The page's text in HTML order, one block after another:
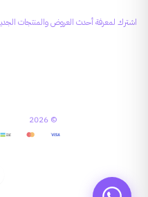
اشترك لمعرفة أحدث العروض والمنتجات
©
2026